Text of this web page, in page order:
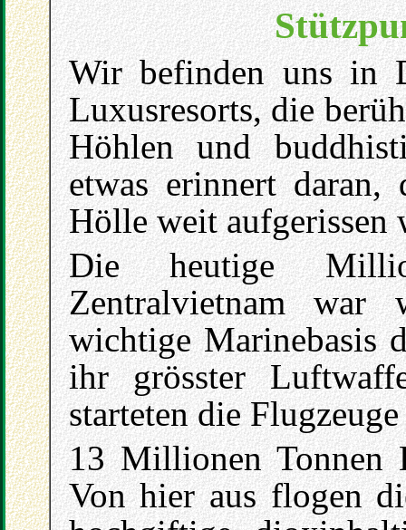
Wir befinden uns in
Luxusresorts, die
Höhlen und
etwas erinnert
Hölle weit aufgerissen
Die heutige
Zentralvietnam war
wichtige Marinebasis
ihr grösster
starteten die
13 Millionen Tonnen
Von hier aus flogen